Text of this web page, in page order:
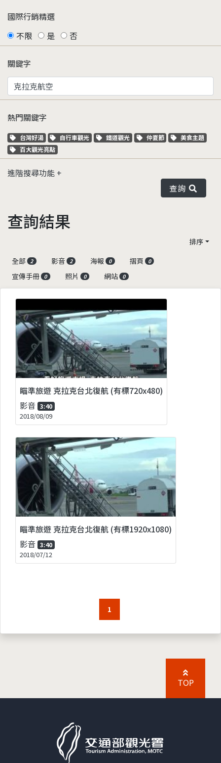
國際行銷精選
不限
是 否
關鍵字
熱門關鍵字
關鍵字標籤
台灣好湯 關鍵字標籤
自行車觀光 關鍵字標籤
鐵道觀光 關鍵字標籤
仲夏節 關鍵字標籤
美食主題
關鍵字標籤
百大觀光亮點
進階搜尋功能
查詢
查詢結果
排序
全部
2 影音 2 海報 0 摺頁 0
宣傳手冊 0 照片 0 網站 0
瞄準旅遊 克拉克台北復航 (有標720x480)
影音 3:40
2018/08/09
瞄準旅遊 克拉克台北復航 (有標1920x1080)
影音 3:40
2018/07/12
1
TOP